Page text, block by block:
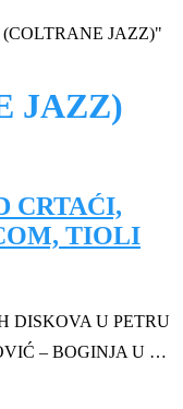
(COLTRANE JAZZ)"
JAZZ)
CRTAĆI,
TIOLI
DISKOVA U PETRU
– BOGINJA U …